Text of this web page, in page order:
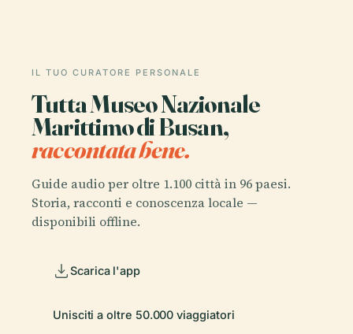
IL TUO CURATORE PERSONALE
Tutta Museo Nazionale
Marittimo di Busan,
raccontata bene.
Guide audio per oltre 1.100 città in 96 paesi.
Storia, racconti e conoscenza locale —
disponibili offline.
Scarica l'app
Unisciti a oltre 50.000 viaggiatori